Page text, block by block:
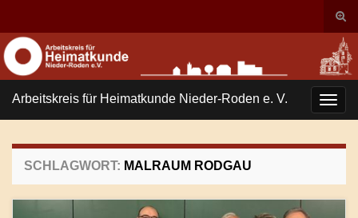
Search for:
Arbeitskreis für Heimatkunde Nieder-Roden e. V.
SCHLAGWORT: MALRAUM RODGAU